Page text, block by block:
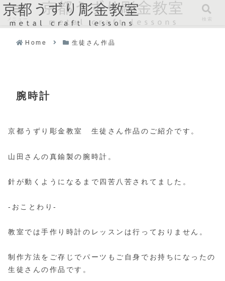
Home 生徒さん作品
腕時計
京都うずり彫金教室 生徒さん作品のご紹介です。
山田さんの真鍮製の腕時計。
針が動くようになるまで四苦八苦されてました。
-おことわり-
教室では手作り時計のレッスンは行っておりません。
制作方法をご存じでパーツもご自身でお持ちになったの
生徒さんの作品です。
メニュー 検索